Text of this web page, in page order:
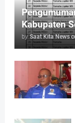
Kabupaten
by Saat Kita News